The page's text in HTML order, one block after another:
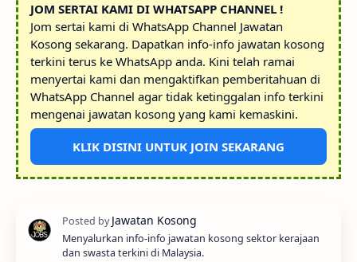
JOM SERTAI KAMI DI WHATSAPP CHANNEL !
Jom sertai kami di WhatsApp Channel Jawatan
Kosong sekarang. Dapatkan info-info jawatan kosong
terkini terus ke WhatsApp anda. Kini telah ramai
menyertai kami dan mengaktifkan pemberitahuan di
WhatsApp Channel agar tidak ketinggalan info terkini
mengenai jawatan kosong yang kami kemaskini.
KLIK DISINI UNTUK JOIN SEKARANG
Menyalurkan info-info jawatan kosong sektor kerajaan
dan swasta terkini di Malaysia.